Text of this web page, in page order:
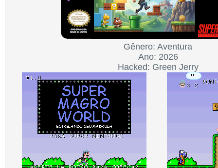
Gênero: Aventura
Ano: 2026
Hacked: Green Jerry